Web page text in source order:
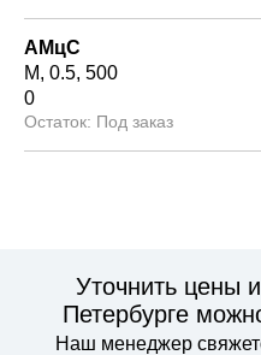
АМцС
М 0.5 500
0
Под заказ
Уточнить цены
Петербурге
Наш менеджер